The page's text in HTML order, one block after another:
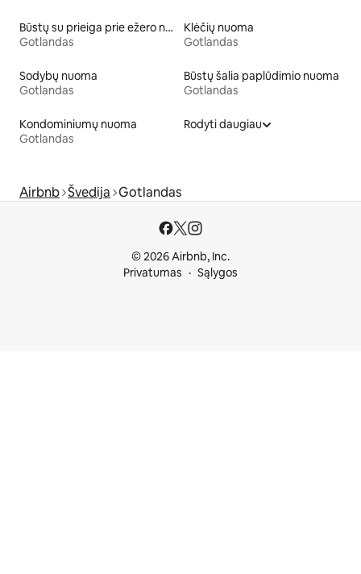
Būstų su prieiga prie ežero nuoma
Gotlandas
Klėčių nuoma
Gotlandas
Sodybų nuoma
Gotlandas
Būstų šalia paplūdimio nuoma
Gotlandas
Kondominiumų nuoma
Gotlandas
Rodyti daugiau
Airbnb Švedija Gotlandas
© 2026 Airbnb, Inc.
Privatumas
Sąlygos